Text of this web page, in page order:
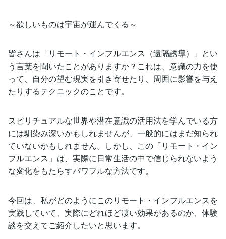
～欲しいものは宇宙が運んでくる～
皆さんは「リモート・インフルエンス（遠隔誘導）」とい
う言葉を聞いたことがありますか？これは、意識の力を使
って、自分の望む現実を引き寄せたり、周囲に影響を与え
たりするテクニックのことです。
スピリチュアルな世界や潜在意識の活用法を学んでいる方
には馴染み深いかもしれませんが、一般的にはまだ知られ
ていないかもしれません。しかし、この「リモート・イン
フルエンス」は、実際に日常生活の中で信じられないよう
な変化をもたらすパワフルな方法です。
今回は、私がどのようにこのリモート・インフルエンスを
実践していて、実際にどれほど凄い効果があるのか、体験
談を交えてご紹介したいと思います。